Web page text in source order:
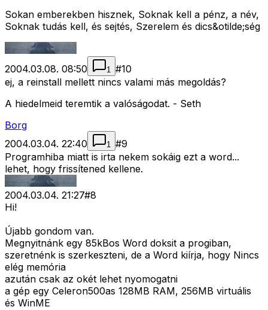
Sokan emberekben hisznek, Soknak kell a pénz, a név,
Soknak tudás kell, és sejtés, Szerelem és dics&otilde;ség
2004.03.08. 08:50 1 #10
ej, a reinstall mellett nincs valami más megoldás?
A hiedelmeid teremtik a valóságodat. - Seth
Borg
2004.03.04. 22:40
1 #9
Programhiba miatt is irta nekem sokáig ezt a word...
lehet, hogy frissítened kellene.
2004.03.04. 21:27#8
Hi!
Újabb gondom van.
Megnyitnánk egy 85kBos Word doksit a progiban,
szeretnénk is szerkeszteni, de a Word kiírja, hogy Nincs
elég memória
azután csak az okét lehet nyomogatni
a gép egy Celeron500as 128MB RAM, 256MB virtuális
és WinME